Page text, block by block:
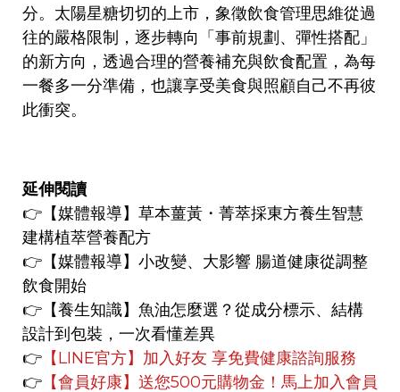
分。太陽星糖切切的上市，象徵飲食管理思維從過
往的嚴格限制，逐步轉向「事前規劃、彈性搭配」
的新方向，透過合理的營養補充與飲食配置，為每
一餐多一分準備，也讓享受美食與照顧自己不再彼
此衝突。
延伸閱讀
👉 【媒體報導】 草本薑黃・菁萃採東方養生智慧
建構植萃營養配方
👉 【媒體報導】 小改變、大影響 腸道健康從調整
飲食開始
👉【養生知識】 魚油怎麼選？從成分標示、結構
設計到包裝，一次看懂差異
👉 【LINE官方】 加入好友 享免費健康諮詢服務
👉 【會員好康】 送您500元購物金！馬上加入會員